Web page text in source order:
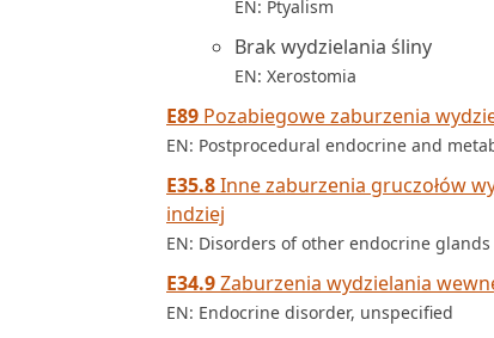
EN: Ptyalism
Brak wydzielania śliny
EN: Xerostomia
E89 Pozabiegowe zaburzenia
EN: Postprocedural endocrine and
E35.8Inne zaburzenia gruczołów
indziej
EN: Disorders of other endocrine
E34.9Zaburzenia wydzielania
EN: Endocrine disorder, unspecified